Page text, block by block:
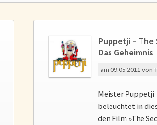
Puppetji – The
Das Geheimnis
am09.05.2011 von
Meister Puppetji
beleuchtet in
den Film »The